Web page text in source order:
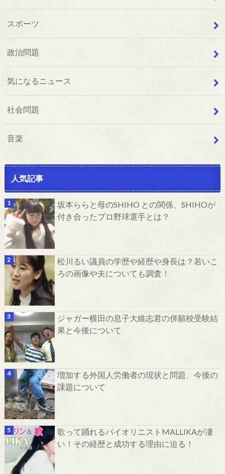
スポーツ
政治問題
気になるニュース
社会問題
音楽
人気記事
坂本ららと母のSHIHO との関係、SHIHOが
付き合ったプロ野球選手とは？
松川るい議員の学歴や経歴や身長は？若いこ
ろの画像や夫についても調査！
ジャガー横田の息子大維志君の併願校受験結
果と今後について
増加する外国人労働者の現状と問題、今後の
課題について
歌って踊れるバイオリニストMALLIKAが凄
い！その経歴と成功する理由に迫る！